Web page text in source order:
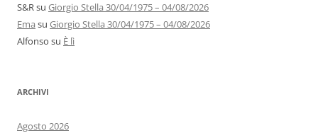
S&Rsu Giorgio Stella 30/04/1975 – 04/08/2026
Ema su Giorgio Stella 30/04/1975 – 04/08/2026
Alfonso su È lì
ARCHIVI
Agosto 2026